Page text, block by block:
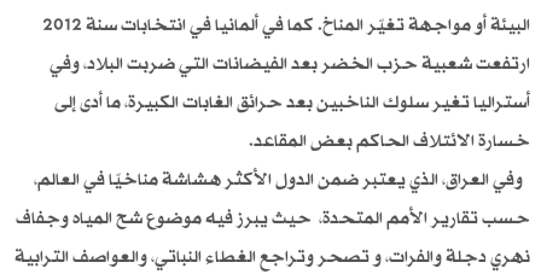
البيئة أو مواجهة تغيّر المناخ. كما في ألمانيا في انتخابات سنة 2012
ارتفعت شعبية حزب الخضر بعد الفيضانات التي ضربت البلاد، وفي
أستراليا تغير سلوك الناخبين بعد حرائق الغابات الكبيرة، ما أدى إلى
خسارة الائتلاف الحاكم بعض المقاعد.
وفي العراق، الذي يعتبر ضمن الدول الأكثر هشاشة مناخيًا في العالم،
حسب تقارير الأمم المتحدة، حيث يبرز فيه موضوع شح المياه وجفاف
نهري دجلة والفرات، و تصحر وتراجع الغطاء النباتي، والعواصف الترابية